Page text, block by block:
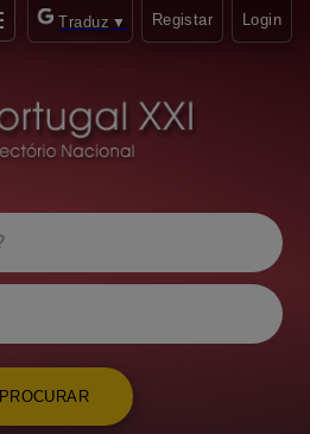
Traduz ▼ Registar Login
PROCURAR